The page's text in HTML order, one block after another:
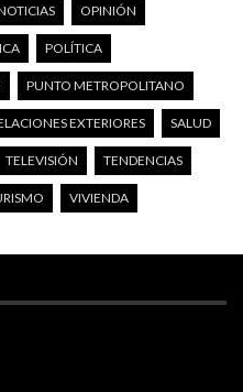
OPINIÓN
POLÍTICA
PUNTO METROPOLITANO
EXTERIORES SALUD
TELEVISIÓN TENDENCIAS
VIVIENDA